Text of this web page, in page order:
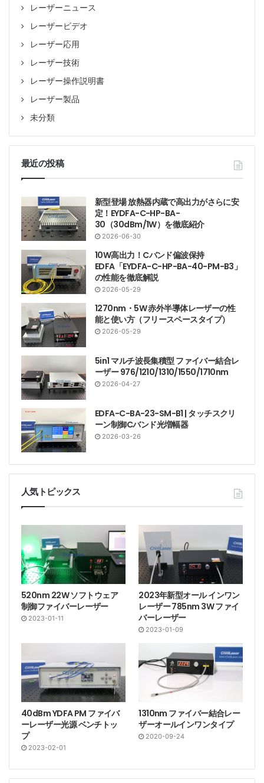
レーザーニュース
レーザービデオ
レーザー応用
レーザー技術
レーザー操作説明書
レーザー製品
未分類
最近の投稿
新型登場 放熱器内蔵で高出力がさらに安
定！EYDFA-C-HP-BA-
30（30dBm/1W）を徹底紹介
2026-06-30
10W高出力！Cバンド偏波保持
EDFA「EYDFA-C-HP-BA-40-PM-B3」
の性能を徹底解説
2026-05-29
1270nm・5W 赤外半導体レーザーの性
能と使い方（フリースペースタイプ）
2026-05-29
5in1 マルチ波長集積型 ファイバー結合レ
ーザー 976/1210/1310/1550/1710nm
2026-04-27
EDFA-C-BA-23-SM-B1 | タッチスクリ
ーン制御Cバンド光増幅器
2026-03-26
人気トピックス
520nm 22W ソフトウェア
制御ファイバーレーザー
2023-01-11
2023年新型オール インワン
レーザー 785nm 3W ファイ
バーレーザー
2023-01-09
40dBm YDFA PM ファイバ
ーレーザー光源 ベンチトッ
プ
2023-02-01
1310nm ファイバー結合レー
ザーオールインワンタイプ
2020-09-24